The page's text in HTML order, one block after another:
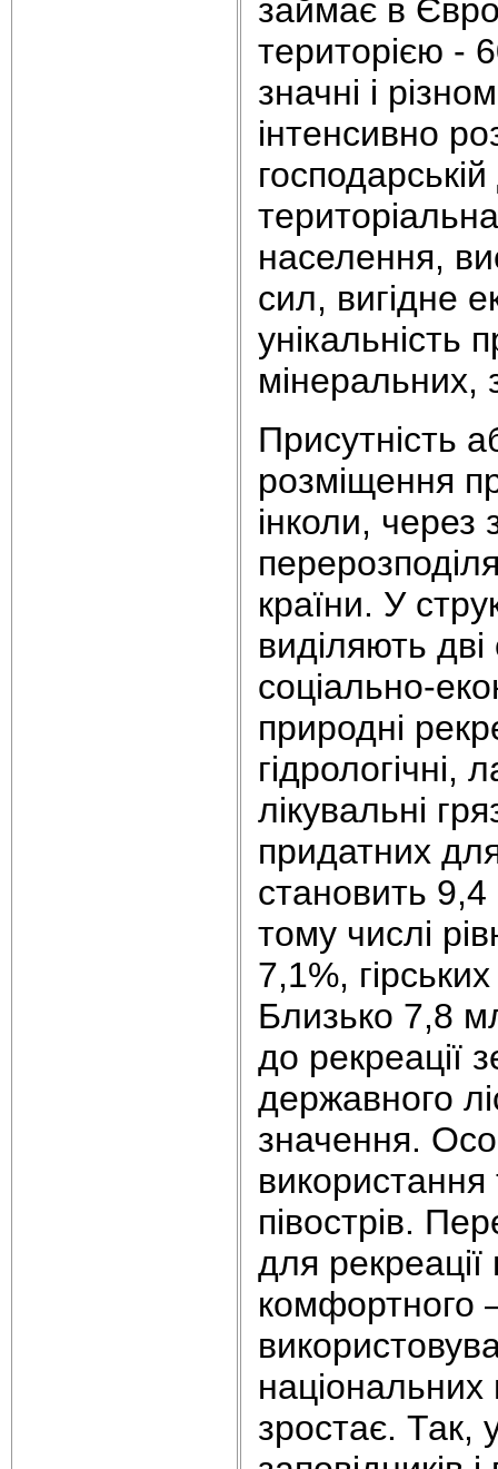
займає в
територією -
значні і
інтенсивно
населення,
сил, вигідне
унікальність
мінеральних,
Присутність
розміщення
інколи,
країни. У
виділяють
соціально-
природні
лікувальні
придатних
становить 9,4
тому числі
7,1%,
Близько 7,8
до рекреації
державного
значення.
використання
півострів.
для
комфортного
національних
зростає. Так,